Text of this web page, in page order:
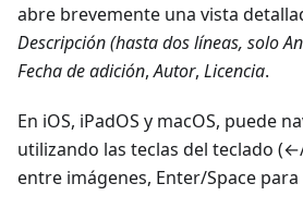
abre brevemente una vista
Descripción (hasta dos líneas, solo
Fecha de adición,Autor, Licencia.
En iOS, iPadOS y macOS, puede
utilizando las teclas del teclado
entre imágenes, Enter/Space